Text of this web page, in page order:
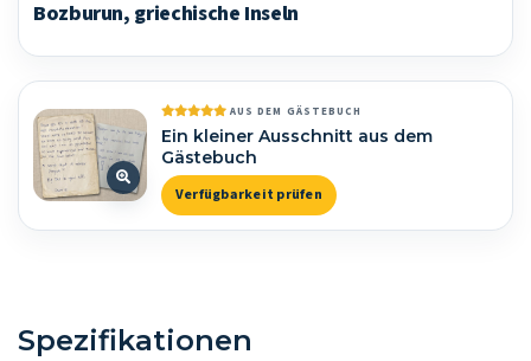
Bozburun, griechische Inseln
AUS DEM GÄSTEBUCH
Ein kleiner Ausschnitt aus dem
Gästebuch
Verfügbarkeit prüfen
Spezifikationen